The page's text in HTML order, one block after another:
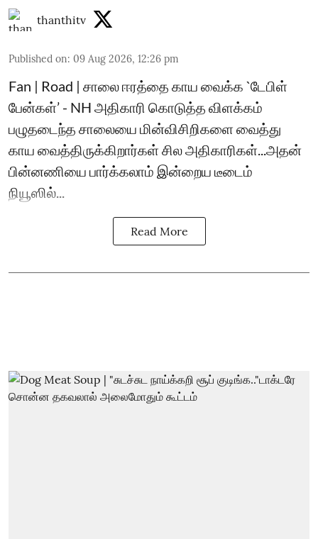
thanthitv
Published on: 09 Aug 2026, 12:26 pm
Fan | Road | சாலை ஈரத்தை காய வைக்க `டேபிள்
பேன்கள்’ - NH அதிகாரி கொடுத்த விளக்கம்
பழுதடைந்த சாலையை மின்விசிறிகளை வைத்து
காய வைத்திருக்கிறார்கள் சில அதிகாரிகள்...அதன்
பின்னணியை பார்க்கலாம் இன்றைய டீடைம்
நியூஸில்...
Read More